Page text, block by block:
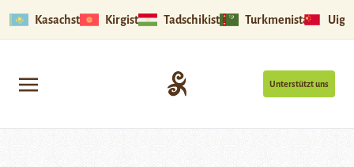
Kasachstan Kirgistan Tadschikistan Turkmenistan
Unterstützt uns